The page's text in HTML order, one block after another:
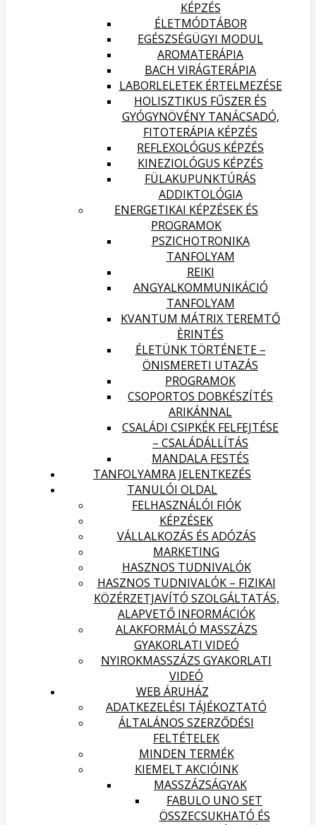
KÉPZÉS
ÉLETMÓDTÁBOR
EGÉSZSÉGÜGYI MODUL
AROMATERÁPIA
BACH VIRÁGTERÁPIA
LABORLELETEK ÉRTELMEZÉSE
HOLISZTIKUS FŰSZER ÉS
GYÓGYNÖVÉNY TANÁCSADÓ,
FITOTERÁPIA KÉPZÉS
REFLEXOLÓGUS KÉPZÉS
KINEZIOLÓGUS KÉPZÉS
FÜLAKUPUNKTÚRÁS
ADDIKTOLÓGIA
ENERGETIKAI KÉPZÉSEK ÉS
PROGRAMOK
PSZICHOTRONIKA
TANFOLYAM
REIKI
ANGYALKOMMUNIKÁCIÓ
TANFOLYAM
KVANTUM MÁTRIX TEREMTŐ
ÈRINTÉS
ÉLETÜNK TÖRTÉNETE –
ÖNISMERETI UTAZÁS
PROGRAMOK
CSOPORTOS DOBKÉSZÍTÉS
ARIKÁNNAL
CSALÁDI CSIPKÉK FELFEJTÉSE
– CSALÁDÁLLÍTÁS
MANDALA FESTÉS
TANFOLYAMRA JELENTKEZÉS
TANULÓI OLDAL
FELHASZNÁLÓI FIÓK
KÉPZÉSEK
VÁLLALKOZÁS ÉS ADÓZÁS
MARKETING
HASZNOS TUDNIVALÓK
HASZNOS TUDNIVALÓK – FIZIKAI
KÖZÉRZETJAVÍTÓ SZOLGÁLTATÁS,
ALAPVETŐ INFORMÁCIÓK
ALAKFORMÁLÓ MASSZÁZS
GYAKORLATI VIDEÓ
NYIROKMASSZÁZS GYAKORLATI
VIDEÓ
WEB ÁRUHÁZ
ADATKEZELÉSI TÁJÉKOZTATÓ
ÁLTALÁNOS SZERZŐDÉSI
FELTÉTELEK
MINDEN TERMÉK
KIEMELT AKCIÓINK
MASSZÁZSÁGYAK
FABULO UNO SET
ÖSSZECSUKHATÓ ÉS